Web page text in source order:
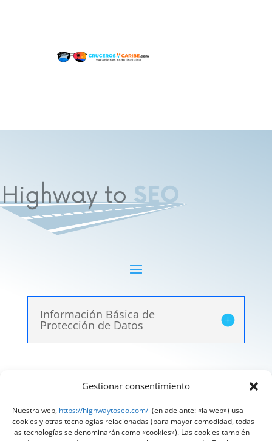
Gestionar consentimiento
Nuestra web, https://highwaytoseo.com/ (en adelante: «la web») usa
cookies y otras tecnologías relacionadas (para mayor comodidad, todas
las tecnologías se denominarán como «cookies»). Las cookies también
Información Básica de
Protección de Datos
Aviso Legal|Política de Privacidad|
@ 2025 Diseñado porHighWay To Seo | Textos